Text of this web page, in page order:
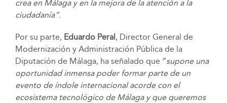
crea en Málaga y en la mejora de la atención a la
ciudadanía”.
Por su parte, Eduardo Peral, Director General de
Modernización y Administración Pública de la
Diputación de Málaga, ha señalado que “supone una
oportunidad inmensa poder formar parte de un
evento de índole internacional acorde con el
ecosistema tecnológico de Málaga y que queremos